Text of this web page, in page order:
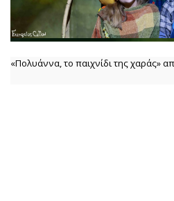
«Πολυάννα, το παιχνίδι της χαράς»